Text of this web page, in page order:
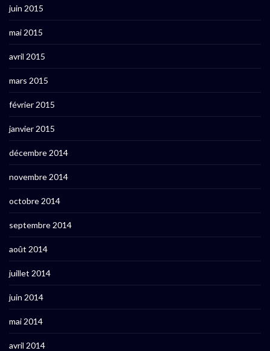
juin 2015
mai 2015
avril 2015
mars 2015
février 2015
janvier 2015
décembre 2014
novembre 2014
octobre 2014
septembre 2014
août 2014
juillet 2014
juin 2014
mai 2014
avril 2014